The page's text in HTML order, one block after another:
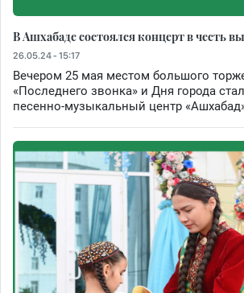
В Ашхабаде состоялся концерт в честь
26.05.24 - 15:17
Вечером 25 мая местом большого
«Последнего звонка» и Дня города
песенно-музыкальный центр